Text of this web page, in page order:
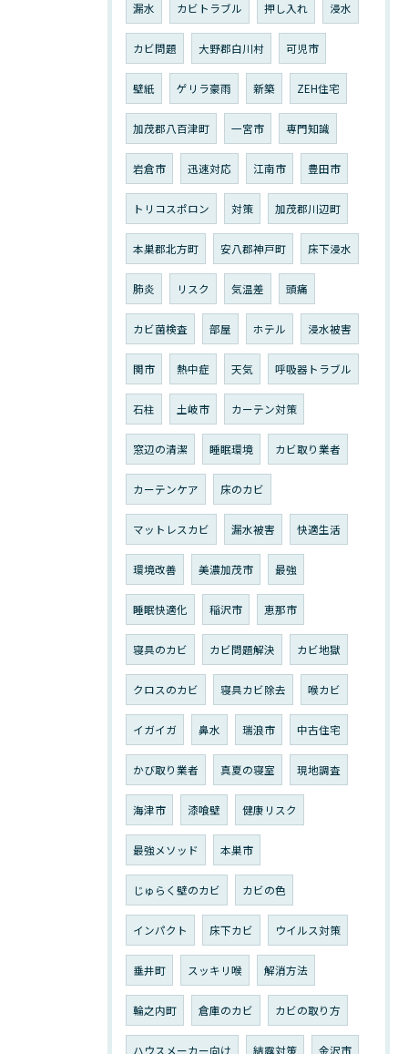
漏水 カビトラブル 押し入れ 浸水
カビ問題 大野郡白川村 可児市
壁紙 ゲリラ豪雨 新築 ZEH住宅
加茂郡八百津町 一宮市 専門知識
岩倉市 迅速対応 江南市 豊田市
トリコスポロン 対策 加茂郡川辺町
本巣郡北方町 安八郡神戸町 床下浸水
肺炎 リスク 気温差 頭痛
カビ菌検査 部屋 ホテル 浸水被害
関市 熱中症 天気 呼吸器トラブル
石柱 土岐市 カーテン対策
窓辺の清潔 睡眠環境 カビ取り業者
カーテンケア 床のカビ
マットレスカビ 漏水被害 快適生活
環境改善 美濃加茂市 最強
睡眠快適化 稲沢市 恵那市
寝具のカビ カビ問題解決 カビ地獄
クロスのカビ 寝具カビ除去 喉カビ
イガイガ 鼻水 瑞浪市 中古住宅
かび取り業者 真夏の寝室 現地調査
海津市 漆喰壁 健康リスク
最強メソッド 本巣市
じゅらく壁のカビ カビの色
インパクト 床下カビ ウイルス対策
垂井町 スッキリ喉 解消方法
輪之内町 倉庫のカビ カビの取り方
ハウスメーカー向け 結露対策 金沢市